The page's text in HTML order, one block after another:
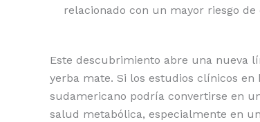
relacionado con un mayor riesgo
Este descubrimiento abre una nueva
yerba mate. Si los estudios clínicos
sudamericano podría convertirse en
salud metabólica, especialmente en